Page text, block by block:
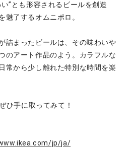
”とも形容されるビールを創造
魅了するオムニポロ。
詰まったビールは、その味わいや
のアート作品のよう。カラフルな
常から少し離れた特別な時間を楽
ひ手に取ってみて！
jp/ja/